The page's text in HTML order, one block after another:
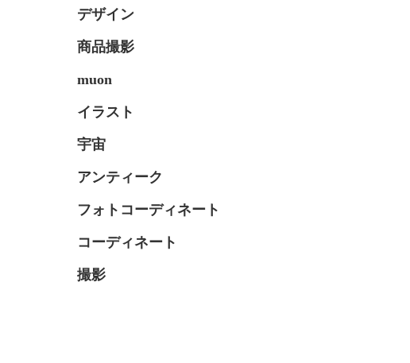
デザイン
商品撮影
muon
イラスト
宇宙
アンティーク
フォトコーディネート
コーディネート
撮影